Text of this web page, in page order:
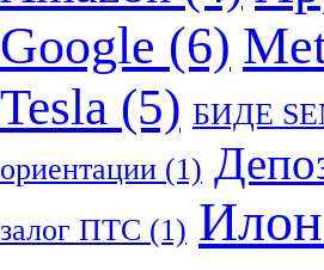
Google (6)
Tesla (5) БИДЕ
ориентации (1)
залог ПТС (1)